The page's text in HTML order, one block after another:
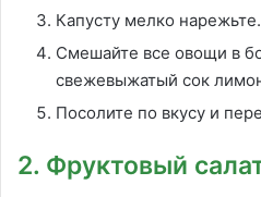
Капусту мелко нарежьте.
Смешайте все овощи в
свежевыжатый сок
Посолите по вкусу и
2. Фруктовый